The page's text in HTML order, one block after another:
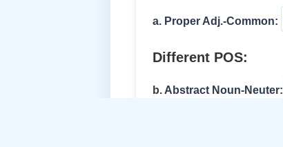
a. Proper Adj.-Common:
Different POS:
b. Abstract Noun-Neuter: